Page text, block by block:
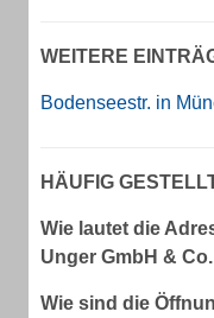
WEITERE
Bodenseestr. in
HÄUFIG
Wie lautet die
Unger GmbH &
Wie sind die